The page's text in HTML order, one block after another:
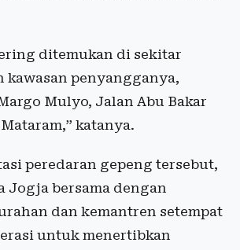
ditemukan di sekitar
kawasan penyangganya,
Mulyo, Jalan Abu Bakar
katanya.
peredaran gepeng tersebut,
Jogja bersama dengan
dan kemantren setempat
untuk menertibkan